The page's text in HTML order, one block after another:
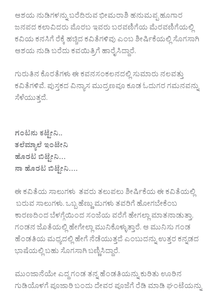
ಆಶಯ ನುಡಿಗಳನ್ನು ಬರೆದಿರುವ ಭೀಮರಾಶಿ ಹನುಮಪ್ಪ ಹೂಗಾರ
ಜನಪದ ಕಲಾವಿದರು ಮೊರಬ ಇವರು ಬರವಣಿಗೆಯ ಮೆರವಣಿಗೆಯಲ್ಲಿ
ಕವಿಯ ಕನಸಿಗೆ ರೆಕ್ಕೆ ಹಚ್ಚಿದ ಕವಿತೆಗಳಿವು ಎಂಬ ಶೀರ್ಷಿಕೆಯಲ್ಲಿ ಸೊಗಸಾಗಿ
ಆಶಯ ನುಡಿ ಬರೆದು ಕವಯಿತ್ರಿಗೆ ಹಾರೈಸಿದ್ದಾರೆ.
ಗುರುತಿನ ಕೊರತೆಗಳು ಈ ಕವನಸಂಕಲನದಲ್ಲಿ ಸುಮಾರು ನಲವತ್ತು
ಕವಿತೆಗಳಿವೆ. ಪುಸ್ತಕದ ವಿನ್ಯಾಸ ಮುದ್ರಣವೂ ಕೂಡ ಓದುಗರ ಗಮನವನ್ನು
ಸೆಳೆಯುತ್ತದೆ.
ಗಂಟನು ಕಟ್ಟೇನಿ..
ತಲೆಮ್ಯಾಲೆ ಇಂಟೇನಿ
ಹೊರಟ ಬಿಟ್ಟೇನಿ…
ನಾ ಹೊರಟ ಬಿಟ್ಟೇನಿ….
ಈ ಕವಿತೆಯ ಸಾಲುಗಳು ತವರು ತಲುಪಲು ಶೀರ್ಷಿಕೆಯ ಈ ಕವಿತೆಯಲ್ಲಿ
ಬರುವ ಸಾಲುಗಳು. ಒಬ್ಬ ಹೆಣ್ಣು ಮಗಳು ತವರಿಗೆ ಹೋಗಬೇಕೆಂಬ
ಕಾರಣದಿಂದ ಬೆಳಗ್ಗೆಯಿಂದ ಸಂಜೆಯ ವರೆಗೆ ಹೇಗಲ್ಲಾ ಮಾತನಾಡುತ್ತಾ,
ಗಂಡನ ಜೊತೆಯಲ್ಲಿ ಹೇಗೇಲ್ಲಾ ಮುನಿಕೊಳ್ಳುತ್ತಾರೆ. ಆ ಮುನಿಸು ಗಂಡ
ಹೆಂಡತಿಯ ಮಧ್ಯದಲ್ಲಿ ಹೇಗೆ ನೆಡೆಯುತ್ತದೆ ಎಂಬುದನ್ನು ಉತ್ತರ ಕನ್ನಡದ
ಭಾಷೆಯಲ್ಲಿ ಬಹು ಸೊಗಸಾಗಿ ಬಣ್ಣಿಸಿದ್ದಾರೆ.
ಮುಂಜಾನೆಯೇ ಎದ್ದ ಗಂಡ ತನ್ನ ಹೆಂಡತಿಯನ್ನು ಕುರಿತು ಊರಿನ
ಗುಡಿಯೊಳಗೆ ಪೂಜಾರಿ ಬಂದು ದೇವರ ಪೂಜೆಗೆ ರೆಡಿ ಮಾಡಿ ಘಂಟೆಯನ್ನು